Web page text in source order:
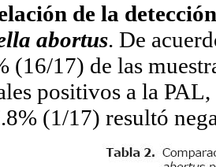
de la
abortus. De
(16/17) de las
positivos a la
(1/17) resultó